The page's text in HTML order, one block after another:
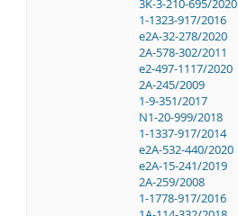
1-1323-917/2016
e2A-32-278/2020
2A-578-302/2011
e2-497-1117/2020
2A-245/2009
1-9-351/2017
N1-20-999/2018
1-1337-917/2014
e2A-532-440/2020
e2A-15-241/2019
2A-259/2008
1-1778-917/2016